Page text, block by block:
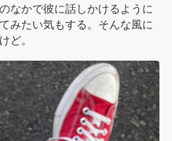
なかで彼に話しかけるように
みたい気もする。そんな風に
ど。